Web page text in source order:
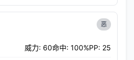
恶
威力: 60命中: 100%PP: 25